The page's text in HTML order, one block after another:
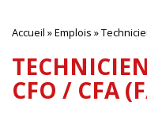
Accueil »Emplois »
CFO / CFA